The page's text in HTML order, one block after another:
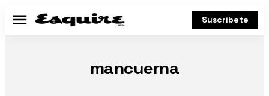
Menú Suscríbete
mancuerna